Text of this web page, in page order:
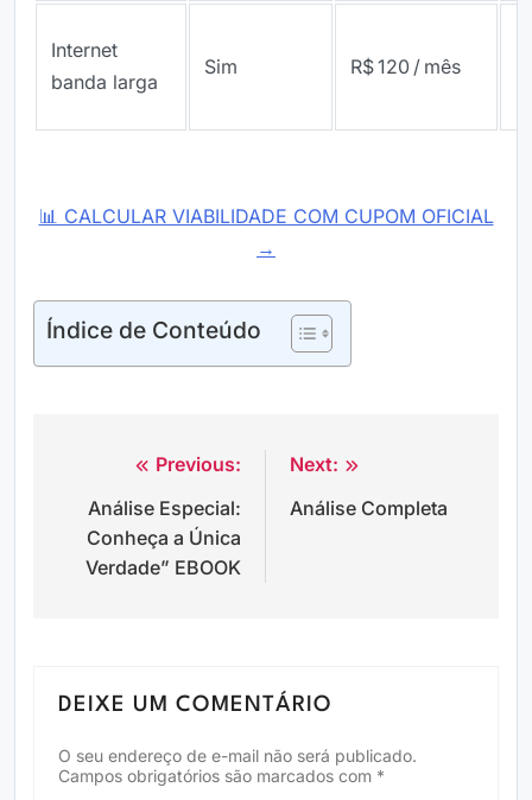
Internet
banda larga
Sim R$ 120 / mês
📊 CALCULAR VIABILIDADE COM CUPOM OFICIAL
→
Índice de Conteúdo
Navegação
Post
Previous:
Análise Especial:
Conheça a Única
Verdade” EBOOK
Next:
Análise Completa
DEIXE UM COMENTÁRIO
O seu endereço de e-mail não será publicado.
Campos obrigatórios são marcados com *